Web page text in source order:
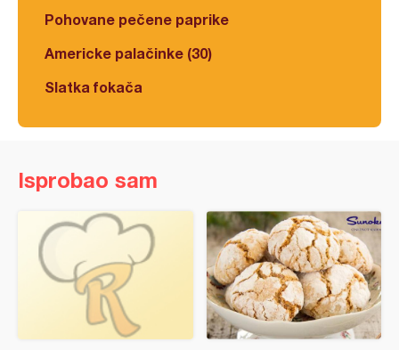
Pohovane pečene paprike
Americke palačinke (30)
Slatka fokača
Isprobao sam